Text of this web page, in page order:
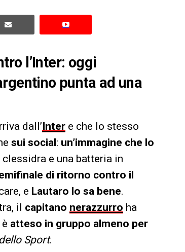
l’Inter: oggi
punta ad una
dall’Inter e che lo stesso
sui social: un’immagine che lo
e una batteria in
di ritorno contro il
e Lautaro lo sa bene.
il capitano nerazzurro ha
atteso in gruppo almeno per
Sport.